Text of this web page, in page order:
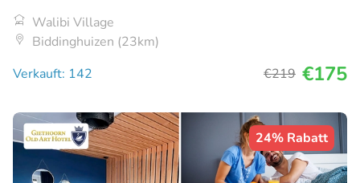
Walibi Village
Biddinghuizen (23km)
Verkauft: 142
€219 €175
24% Rabatt